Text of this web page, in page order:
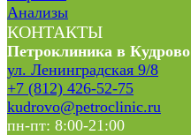
Анализы
КОНТАКТЫ
Петроклиника в Кудрово
ул. Ленинградская 9/8
+7 (812) 426-52-75
kudrovo@petroclinic.ru
пн-пт: 8:00-21:00